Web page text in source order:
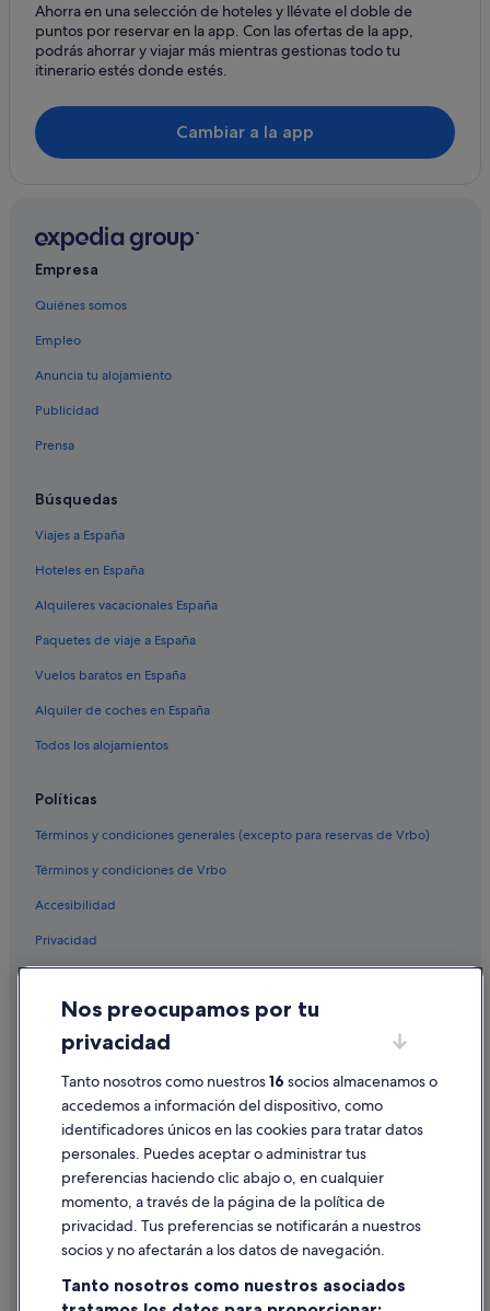
Hoteles con todo incluido en Lugo
Hoteles boutique en Provincia de Lugo
Hoteles con todo incluido en Provincia de Lugo
Hoteles cerca de Recinto ferial Pazo de Feiras e
Congresos de Lugo
Hoteles LGTBQIA en Lugo
Hoteles para bodas en Lugo
Condominios en Provincia de Lugo
Hoteles con wifi en Lugo
Hoteles románticos en Lugo
Campings de caravanas en Provincia de Lugo
Hoteles cápsula en Lugo
B&B en Lugo
Ahorra en una selección de hoteles y llévate el doble de
puntos por reservar en la app. Con las ofertas de la app,
podrás ahorrar y viajar más mientras gestionas todo tu
itinerario estés donde estés.
Cambiar a la app
Empresa
Quiénes somos
Empleo
Anuncia tu alojamiento
Publicidad
Prensa
Búsquedas
Viajes a España
Hoteles en España
Alquileres vacacionales España
Paquetes de viaje a España
Vuelos baratos en España
Alquiler de coches en España
Todos los alojamientos
Políticas
Términos y condiciones generales (excepto para reservas de Vrbo)
Términos y condiciones de Vrbo
Accesibilidad
Privacidad
Cookies
Condiciones de uso
Información legal/contacto
Pautas sobre el contenido y cómo denunciar contenido
Ayuda
Cancelar un vuelo
Cancelar una reserva de hotel o de un alquiler vacacional
Nos preocupamos por tu
privacidad
Tanto nosotros como nuestros16 socios almacenamos o
accedemos a información del dispositivo, como
identificadores únicos en las cookies para tratar datos
personales. Puedes aceptar o administrar tus
preferencias haciendo clic abajo o, en cualquier
momento, a través de la página de la política de
privacidad. Tus preferencias se notificarán a nuestros
socios y no afectarán a los datos de navegación.
Tanto nosotros como nuestros asociados